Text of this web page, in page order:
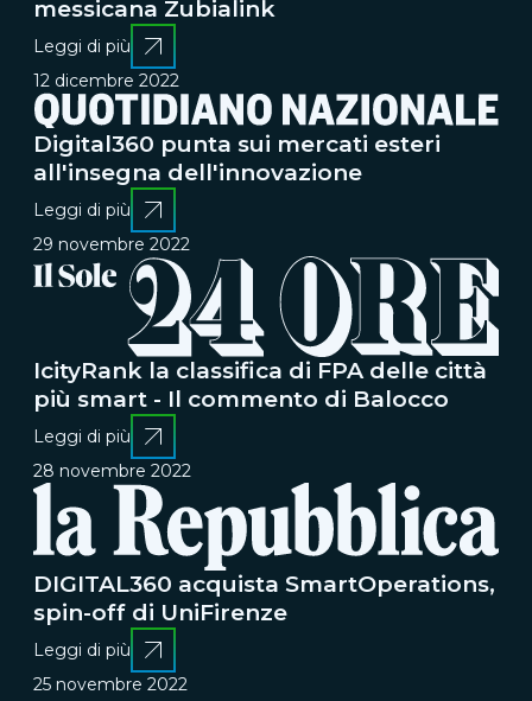
messicana Zubialink
Leggi di più
12 dicembre 2022
Digital360 punta sui mercati esteri
all'insegna dell'innovazione
Leggi di più
29 novembre 2022
IcityRank la classifica di FPA delle città
più smart - Il commento di Balocco
Leggi di più
28 novembre 2022
DIGITAL360 acquista SmartOperations,
spin-off di UniFirenze
Leggi di più
25 novembre 2022